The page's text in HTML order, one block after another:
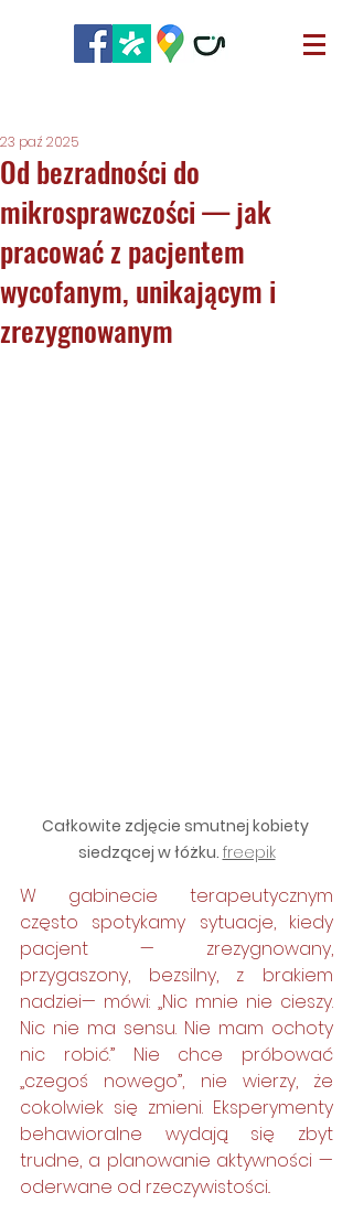
Od bezradności do
mikrosprawczości — jak
pracować z pacjentem
wycofanym, unikającym i
zrezygnowanym
23 paź 2025
Całkowite zdjęcie smutnej kobiety
siedzącej w łóżku. freepik
W gabinecie terapeutycznym
często spotykamy sytuacje, kiedy
pacjent — zrezygnowany,
przygaszony, bezsilny, z brakiem
nadziei— mówi: „Nic mnie nie cieszy.
Nic nie ma sensu. Nie mam ochoty
nic robić.” Nie chce próbować
„czegoś nowego”, nie wierzy, że
cokolwiek się zmieni. Eksperymenty
behawioralne wydają się zbyt
trudne, a planowanie aktywności —
oderwane od rzeczywistości..